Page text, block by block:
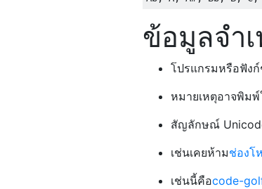
ข้อมูลจำเ
โปรแกรมหรือฟังก์
หมายเหตุอาจพิม
สัญลักษณ์
เช่นเคยห้ามช่องโ
เช่นนี้คือcode-